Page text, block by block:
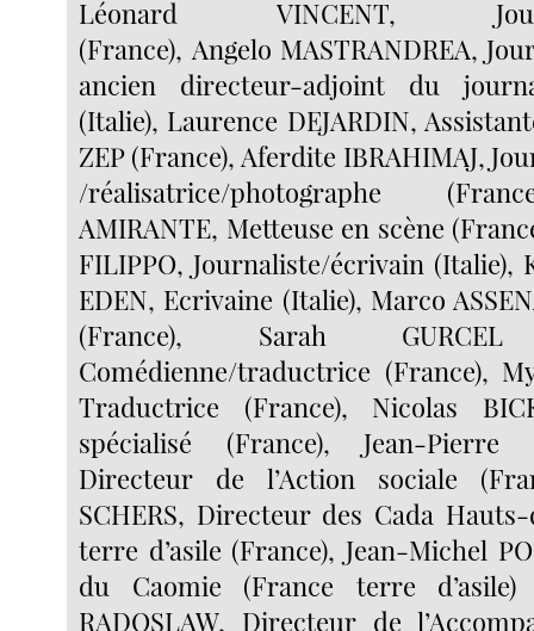
Léonard VINCENT,
(France), Angelo MASTRANDREA,
ancien directeur-adjoint du
(Italie), Laurence DEJARDIN,
ZEP (France), Aferdite IBRAHIMAJ,
/réalisatrice/photographe
AMIRANTE, Metteuse en scène
FILIPPO, Journaliste/écrivain (Italie),
EDEN, Ecrivaine (Italie), Marco
(France), Sarah GURCEL
Comédienne/traductrice (France),
Traductrice (France), Nicolas
spécialisé (France), Jean-Pierre
Directeur de l’Action sociale
SCHERS, Directeur des Cada
terre d’asile (France), Jean-Michel
du Caomie (France terre d’asile)
RADOSLAW, Directeur de